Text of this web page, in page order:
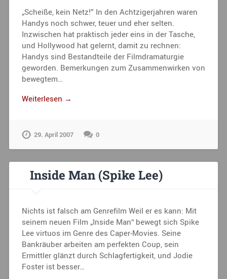
„Scheiße, kein Netz!” In den Achtzigerjahren waren
Handys noch schwer, teuer und eher selten.
Inzwischen hat praktisch jeder eins in der Tasche,
und Hollywood hat gelernt, damit zu rechnen:
Handys sind Bestandteile der Filmdramaturgie
geworden. Bemerkungen zum Zusammenwirken von
bewegtem…
Weiterlesen →
29. April 2007 0
Inside Man (Spike Lee)
Nichts ist falsch am Genrefilm Weil er es kann: Mit
seinem neuen Film „Inside Man“ bewegt sich Spike
Lee virtuos im Genre des Caper-Movies. Seine
Bankräuber arbeiten am perfekten Coup, sein
Ermittler glänzt durch Schlagfertigkeit, und Jodie
Foster ist besser…